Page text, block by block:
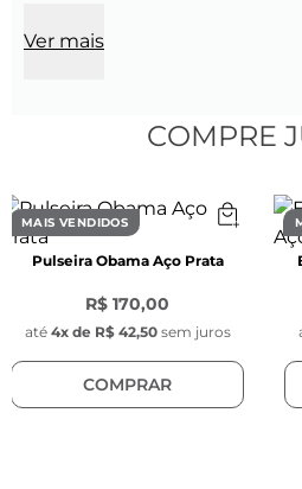
sofisticação.
Largura de 8mm;
Aro:
Formato anatômico para
conforto;
Superfície resistente ao
proporcionando longa
Confira o guia de
topo da página
Ver mais
COMPRE
MAIS VENDIDOS
Pulseira Obama Aço Prata
R$ 170,00
até 4x de R$ 42,50 sem juros
COMPRAR